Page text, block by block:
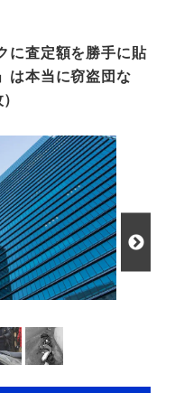
に査定額を勝手に貼
は本当に窃盗団な